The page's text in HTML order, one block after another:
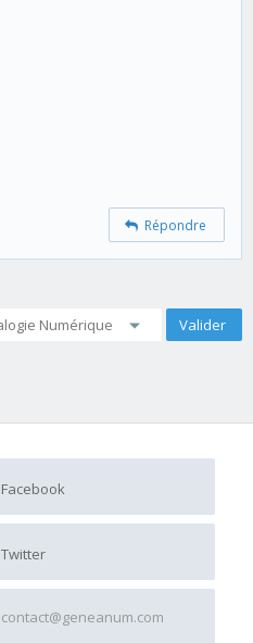
Répondre
Facebook
Twitter
contact@geneanum.com